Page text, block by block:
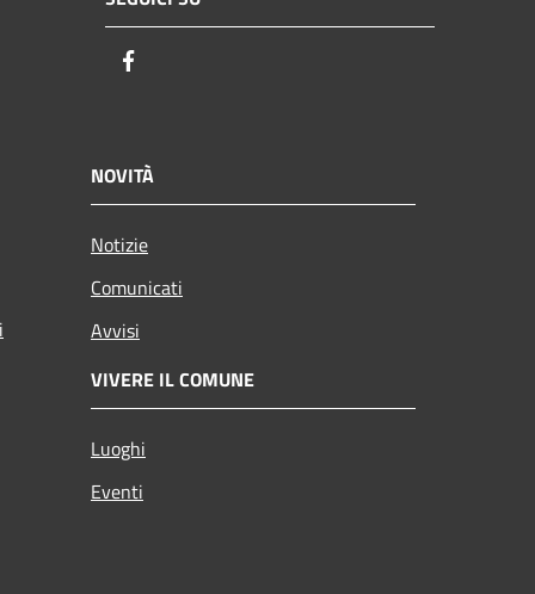
NOVITÀ
Notizie
Comunicati
Avvisi
VIVERE IL COMUNE
Luoghi
Eventi